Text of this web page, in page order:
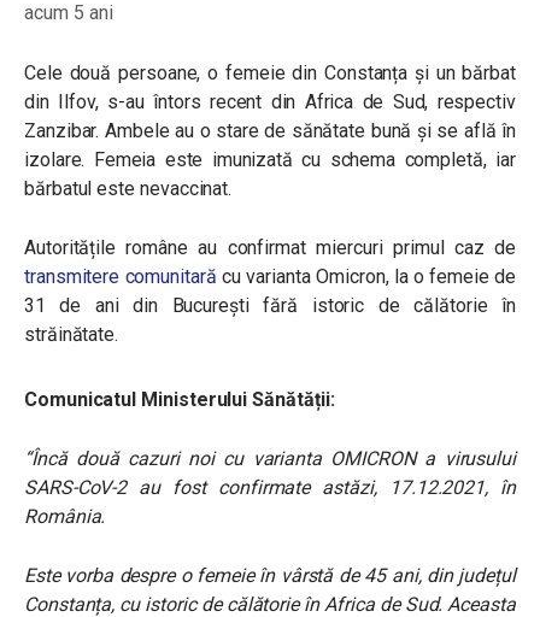
acum 5 ani
Cele două persoane, o femeie din Constanța și un bărbat
din Ilfov, s-au întors recent din Africa de Sud, respectiv
Zanzibar. Ambele au o stare de sănătate bună și se află în
izolare. Femeia este imunizată cu schema completă, iar
bărbatul este nevaccinat.
Autoritățile române au confirmat miercuri primul caz de
transmitere comunitară cu varianta Omicron, la o femeie de
31 de ani din București fără istoric de călătorie în
străinătate.
Comunicatul Ministerului Sănătății:
“Încă două cazuri noi cu varianta OMICRON a virusului
SARS-CoV-2 au fost confirmate astăzi, 17.12.2021, în
România.
Este vorba despre o femeie în vârstă de 45 ani, din județul
Constanța, cu istoric de călătorie în Africa de Sud. Aceasta